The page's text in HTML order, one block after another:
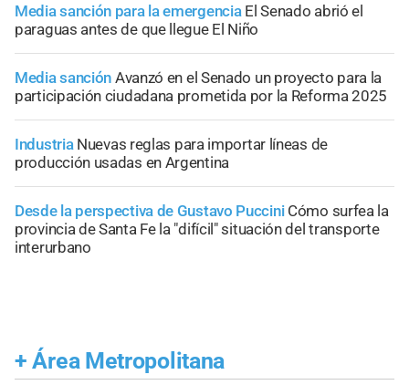
Media sanción para la emergencia El Senado abrió el
paraguas antes de que llegue El Niño
Media sanción Avanzó en el Senado un proyecto para la
participación ciudadana prometida por la Reforma 2025
Industria Nuevas reglas para importar líneas de
producción usadas en Argentina
Desde la perspectiva de Gustavo Puccini Cómo surfea la
provincia de Santa Fe la "difícil" situación del transporte
interurbano
+ Área Metropolitana